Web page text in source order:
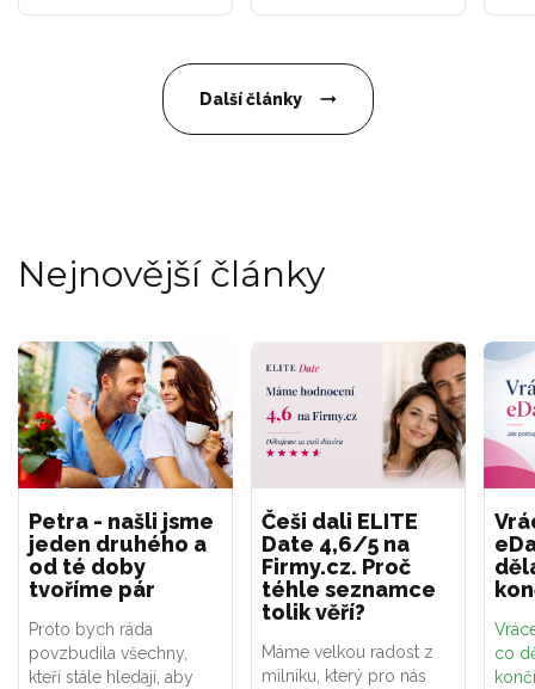
Další články
Nejnovější články
Petra - našli jsme
jeden druhého a
od té doby
tvoříme pár
Proto bych ráda
povzbudila všechny,
kteří stále hledají, aby
Češi dali ELITE
Date 4,6/5 na
Firmy.cz. Proč
téhle seznamce
tolik věří?
Máme velkou radost z
milníku, který pro nás
co